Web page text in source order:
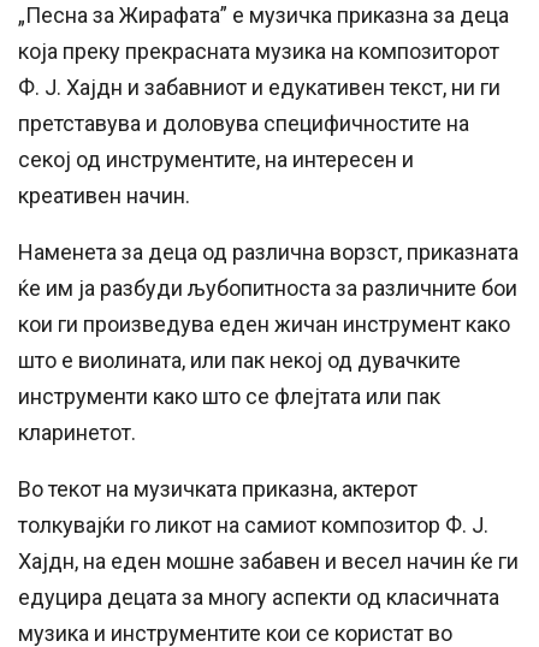
„Песна за Жирафата” е музичка приказна за деца
која преку прекрасната музика на композиторот
Ф. Ј. Хајдн и забавниот и едукативен текст, ни ги
претставува и доловува специфичностите на
секој од инструментите, на интересен и
креативен начин.
Наменета за деца од различна ворзст, приказната
ќе им ја разбуди љубопитноста за различните бои
кои ги произведува еден жичан инструмент како
што е виолината, или пак некој од дувачките
инструменти како што се флејтата или пак
кларинетот.
Во текот на музичката приказна, актерот
толкувајќи го ликот на самиот композитор Ф. Ј.
Хајдн, на еден мошне забавен и весел начин ќе ги
едуцира децата за многу аспекти од класичната
музика и инструментите кои се користат во